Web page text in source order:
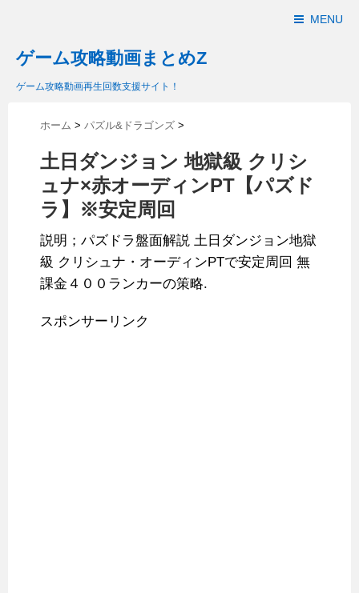
MENU
ゲーム攻略動画まとめZ
ゲーム攻略動画再生回数支援サイト！
ホーム > パズル&ドラゴンズ >
土日ダンジョン 地獄級 クリシ
ュナ×赤オーディンPT【パズド
ラ】※安定周回
説明；パズドラ盤面解説 土日ダンジョン地獄
級 クリシュナ・オーディンPTで安定周回 無
課金４００ランカーの策略.
スポンサーリンク